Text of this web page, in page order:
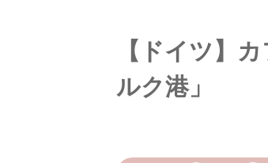
【ドイツ】
ルク港」